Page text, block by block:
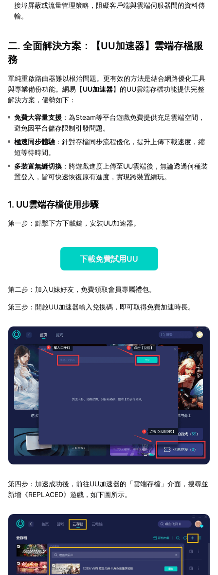
接埠屏蔽或流量管理策略，阻礙客戶端與雲端伺服器間的資料傳
輸。
二. 全面解決方案：【UU加速器】雲端存檔服
務
單純重啟路由器難以根治問題。更有效的方法是結合網路優化工具
與專業備份功能。網易【UU加速器】的UU雲端存檔功能提供完整
解決方案，優勢如下：
免費大容量支援 ：為Steam等平台遊戲免費提供充足雲端空間，
避免因平台儲存限制引發問題。
極速同步體驗 ：針對存檔同步流程優化，提升上傳下載速度，縮
短等待時間。
多裝置無縫切換 ：將遊戲進度上傳至UU雲端後，無論透過何種裝
置登入，皆可快速恢復原有進度，實現跨裝置續玩。
1. UU雲端存檔使用步驟
第一步：點擊下方下載鍵，安裝UU加速器。
下載免費試用UU
第二步：加入U妹好友，免費領取會員專屬禮包。
第三步：開啟UU加速器輸入兌換碼，即可取得免費加速時長。
第四步：加速成功後，前往UU加速器的「雲端存檔」介面，搜尋並
新增《REPLACED》遊戲，如下圖所示。